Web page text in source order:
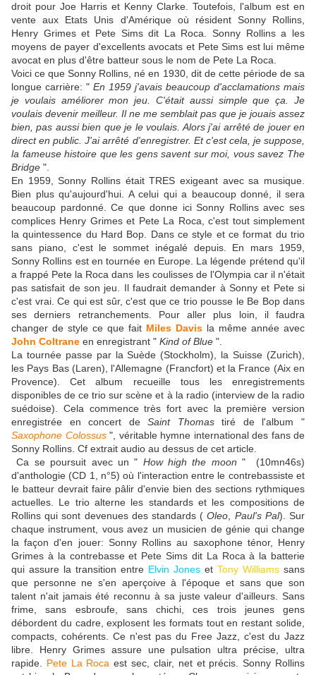
droit pour Joe Harris et Kenny Clarke. Toutefois, l'album est en
vente aux Etats Unis d'Amérique où résident Sonny Rollins,
Henry Grimes et Pete Sims dit La Roca. Sonny Rollins a les
moyens de payer d'excellents avocats et Pete Sims est lui même
avocat en plus d'être batteur sous le nom de Pete La Roca.
Voici ce que Sonny Rollins, né en 1930, dit de cette période de sa
longue carrière: " En 1959 j'avais beaucoup d'acclamations mais
je voulais améliorer mon jeu. C'était aussi simple que ça. Je
voulais devenir meilleur. Il ne me semblait pas que je jouais assez
bien, pas aussi bien que je le voulais. Alors j'ai arrêté de jouer en
direct en public. J'ai arrêté d'enregistrer. Et c'est cela, je suppose,
la fameuse histoire que les gens savent sur moi, vous savez The
Bridge ".
En 1959, Sonny Rollins était TRES exigeant avec sa musique.
Bien plus qu'aujourd'hui. A celui qui a beaucoup donné, il sera
beaucoup pardonné. Ce que donne ici Sonny Rollins avec ses
complices Henry Grimes et Pete La Roca, c'est tout simplement
la quintessence du Hard Bop. Dans ce style et ce format du trio
sans piano, c'est le sommet inégalé depuis. En mars 1959,
Sonny Rollins est en tournée en Europe. La légende prétend qu'il
a frappé Pete la Roca dans les coulisses de l'Olympia car il n'était
pas satisfait de son jeu. Il faudrait demander à Sonny et Pete si
c'est vrai. Ce qui est sûr, c'est que ce trio pousse le Be Bop dans
ses derniers retranchements. Pour aller plus loin, il faudra
changer de style ce que fait Miles Davis la même année avec
John Coltrane en enregistrant " Kind of Blue ".
La tournée passe par la Suède (Stockholm), la Suisse (Zurich),
les Pays Bas (Laren), l'Allemagne (Francfort) et la France (Aix en
Provence). Cet album recueille tous les enregistrements
disponibles de ce trio sur scène et à la radio (interview de la radio
suédoise). Cela commence très fort avec la première version
enregistrée en concert deSaint Thomastiré de l'album "
Saxophone Colossus", véritable hymne international des fans de
Sonny Rollins. Cf extrait audio au dessus de cet article.
Ca se poursuit avec un " How high the moon " (10mn46s)
d'anthologie (CD 1, n°5) où l'interaction entre le contrebassiste et
le batteur devrait faire pâlir d'envie bien des sections rythmiques
actuelles. Le trio alterne les standards et les compositions de
Rollins qui sont devenues des standards (Oleo Paul's Pal). Sur
chaque instrument, vous avez un musicien de génie qui change
la façon d'en jouer: Sonny Rollins au saxophone ténor, Henry
Grimes à la contrebasse et Pete Sims dit La Roca à la batterie
qui assure la transition entre Elvin Jones et Tony Williams sans
que personne ne s'en aperçoive à l'époque et sans que son
talent n'ait jamais été reconnu à sa juste valeur d'ailleurs. Sans
frime, sans esbroufe, sans chichi, ces trois jeunes gens
débordent du cadre, explosent les formats tout en restant solide,
compacts, cohérents. Ce n'est pas du Free Jazz, c'est du Jazz
libre. Henry Grimes assure une pulsation ultra précise, ultra
rapide. Pete La Roca est sec, clair, net et précis. Sonny Rollins